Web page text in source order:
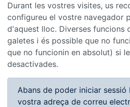
Durant les vostres visites, us
configureu el vostre navegador
d'aquest lloc. Diverses funcions
galetes i és possible que no
que no funcionin en absolut) si
desactivades.
Abans de poder iniciar sessió
vostra adreça de correu